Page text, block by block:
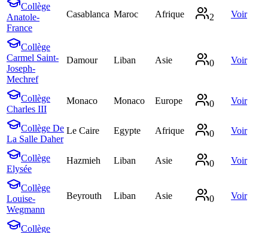
Collège
Anatole-
France
Casablanca Maroc Afrique 2 Voir
Collège
Carmel Saint-
Joseph-
Mechref
Damour Liban Asie 0 Voir
Collège
Charles III
Monaco Monaco Europe 0 Voir
Collège De
La Salle Daher
Le Caire Egypte Afrique 0 Voir
Collège
Elysée
Hazmieh Liban Asie 0 Voir
Collège
Louise-
Wegmann
Beyrouth Liban Asie 0 Voir
Collège